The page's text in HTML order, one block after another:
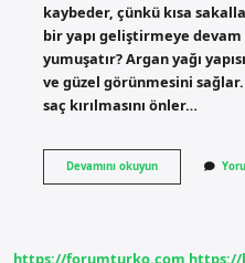
kaybeder, çünkü kısa
bir yapı geliştirmeye devam
yumuşatır? Argan yağı
ve güzel görünmesini sağlar.
saç kırılmasını önler…
Devamını okuyunSakal
Yumuşar
https://forumturko.com